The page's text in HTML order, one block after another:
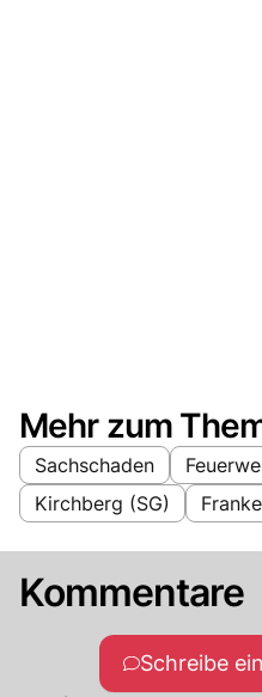
Mehr zum
Sachschaden
Kirchberg (SG)
Kommentare
Schreibe